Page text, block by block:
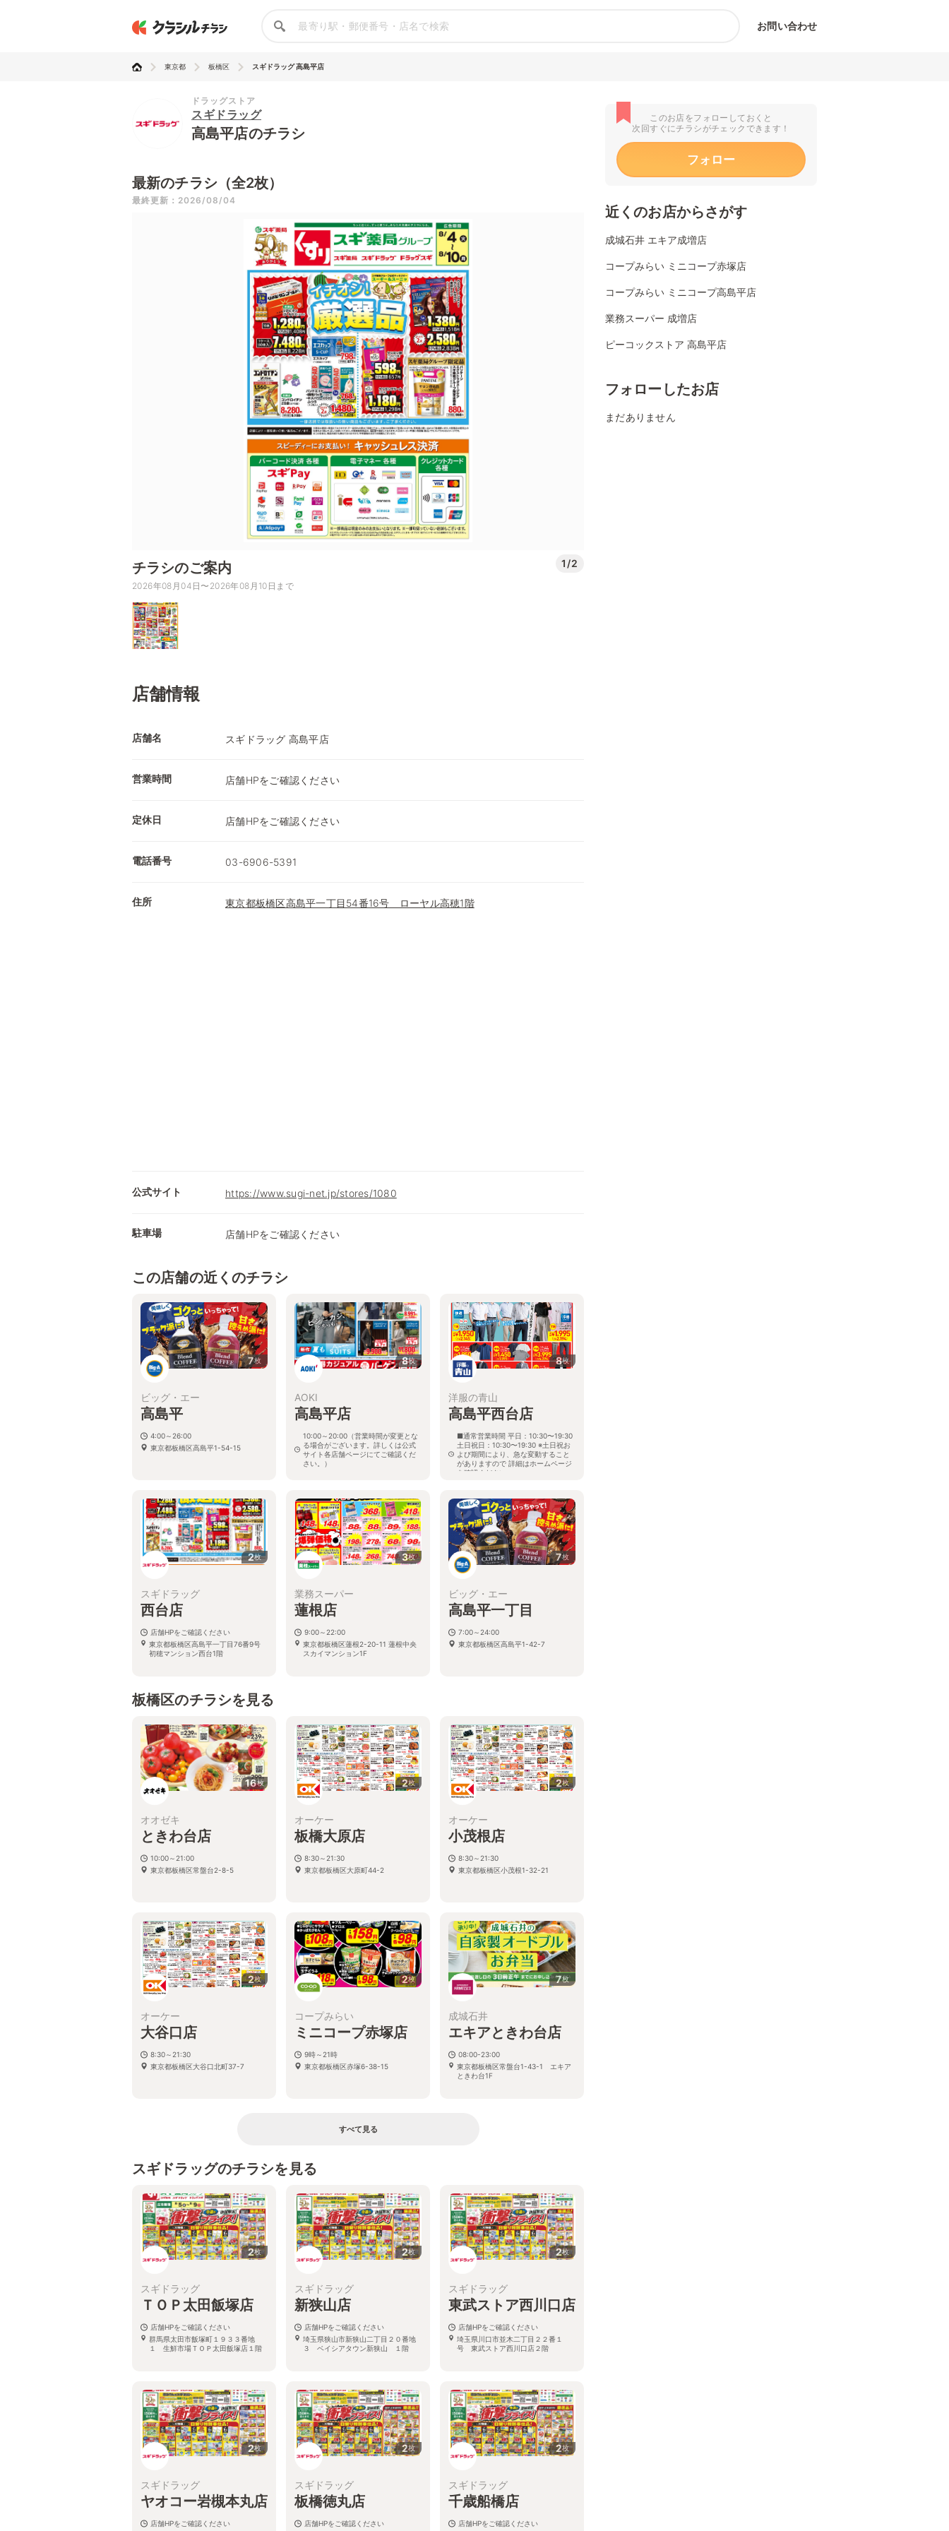
お問い合わせ
東京都 板橋区 スギドラッグ 高島平店
ドラッグストア
スギドラッグ
高島平店のチラシ
最新のチラシ（全2枚）
最終更新：2026/08/04
チラシのご案内 1/2
2026年08月04日〜2026年08月10日まで
店舗情報
店舗名 スギドラッグ 高島平店
営業時間 店舗HPをご確認ください
定休日 店舗HPをご確認ください
電話番号 03-6906-5391
住所 東京都板橋区高島平一丁目54番16号 ローヤル高穂1階
公式サイト https://www.sugi-net.jp/stores/1080
駐車場 店舗HPをご確認ください
この店舗の近くのチラシ
7枚
ビッグ・エー
高島平
4:00～26:00
東京都板橋区高島平1-54-15
8枚
AOKI
高島平店
10:00～20:00（営業時間が変更とな
る場合がございます。詳しくは公式
サイト各店舗ページにてご確認くだ
さい。）
8枚
洋服の青山
高島平西台店
■通常営業時間 平日：10:30〜19:30
土日祝日：10:30〜19:30 ※土日祝お
よび期間により、急な変動すること
がありますので 詳細はホームページ
を確認ください
2枚
スギドラッグ
西台店
店舗HPをご確認ください
東京都板橋区高島平一丁目76番9号
初穂マンション西台1階
3枚
業務スーパー
蓮根店
9:00～22:00
東京都板橋区蓮根2-20-11 蓮根中央
スカイマンション1F
7枚
ビッグ・エー
高島平一丁目
7:00～24:00
東京都板橋区高島平1-42-7
板橋区のチラシを見る
16枚
オオゼキ
ときわ台店
10:00～21:00
東京都板橋区常盤台2-8-5
2枚
オーケー
板橋大原店
8:30～21:30
東京都板橋区大原町44-2
2枚
オーケー
小茂根店
8:30～21:30
東京都板橋区小茂根1-32-21
2枚
オーケー
大谷口店
8:30～21:30
東京都板橋区大谷口北町37-7
2枚
コープみらい
ミニコープ赤塚店
9時～21時
東京都板橋区赤塚6-38-15
7枚
成城石井
エキアときわ台店
08:00-23:00
東京都板橋区常盤台1-43-1 エキア
ときわ台1F
すべて見る
スギドラッグのチラシを見る
2枚
スギドラッグ
ＴＯＰ太田飯塚店
店舗HPをご確認ください
群馬県太田市飯塚町１９３３番地
１ 生鮮市場ＴＯＰ太田飯塚店１階
2枚
スギドラッグ
新狭山店
店舗HPをご確認ください
埼玉県狭山市新狭山二丁目２０番地
３ ベイシアタウン新狭山 １階
2枚
スギドラッグ
東武ストア西川口店
店舗HPをご確認ください
埼玉県川口市並木二丁目２２番１
号 東武ストア西川口店２階
2枚
スギドラッグ
ヤオコー岩槻本丸店
店舗HPをご確認ください
2枚
スギドラッグ
板橋徳丸店
店舗HPをご確認ください
2枚
スギドラッグ
千歳船橋店
店舗HPをご確認ください
このお店をフォローしておくと
次回すぐにチラシがチェックできます！
フォロー
近くのお店からさがす
成城石井 エキア成増店
コープみらい ミニコープ赤塚店
コープみらい ミニコープ高島平店
業務スーパー 成増店
ピーコックストア 高島平店
フォローしたお店
まだありません